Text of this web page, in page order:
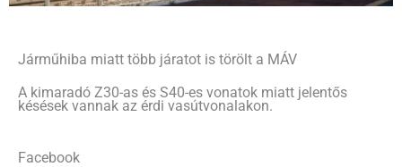
Járműhiba miatt több járatot is törölt a MÁV
A kimaradó Z30-as és S40-es vonatok miatt jelentős
késések vannak az érdi vasútvonalakon.
Facebook